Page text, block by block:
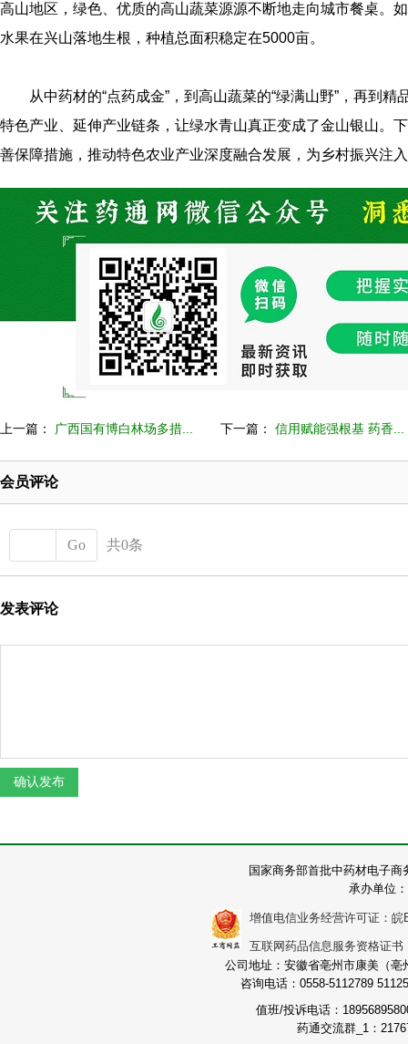
高山地区，绿色、优质的高山蔬菜源源不断地走向城市餐桌。
水果在兴山落地生根，种植总面积稳定在5000亩。
从中药材的“点药成金”，到高山蔬菜的“绿满山野”，再到精
特色产业、延伸产业链条，让绿水青山真正变成了金山银山。
善保障措施，推动特色农业产业深度融合发展，为乡村振兴注
上一篇： 广西国有博白林场多措... 下一篇： 信用赋能强根基 药香...
会员评论
Go 共0条
发表评论
国家商务部首批中药材电子
承办单位
增值电信业务经营许可证：皖
互联网药品信息服务资格证
公司地址：安徽省亳州市康美（
咨询电话：0558-5112789
值班/投诉电话：
药通交流群_1：